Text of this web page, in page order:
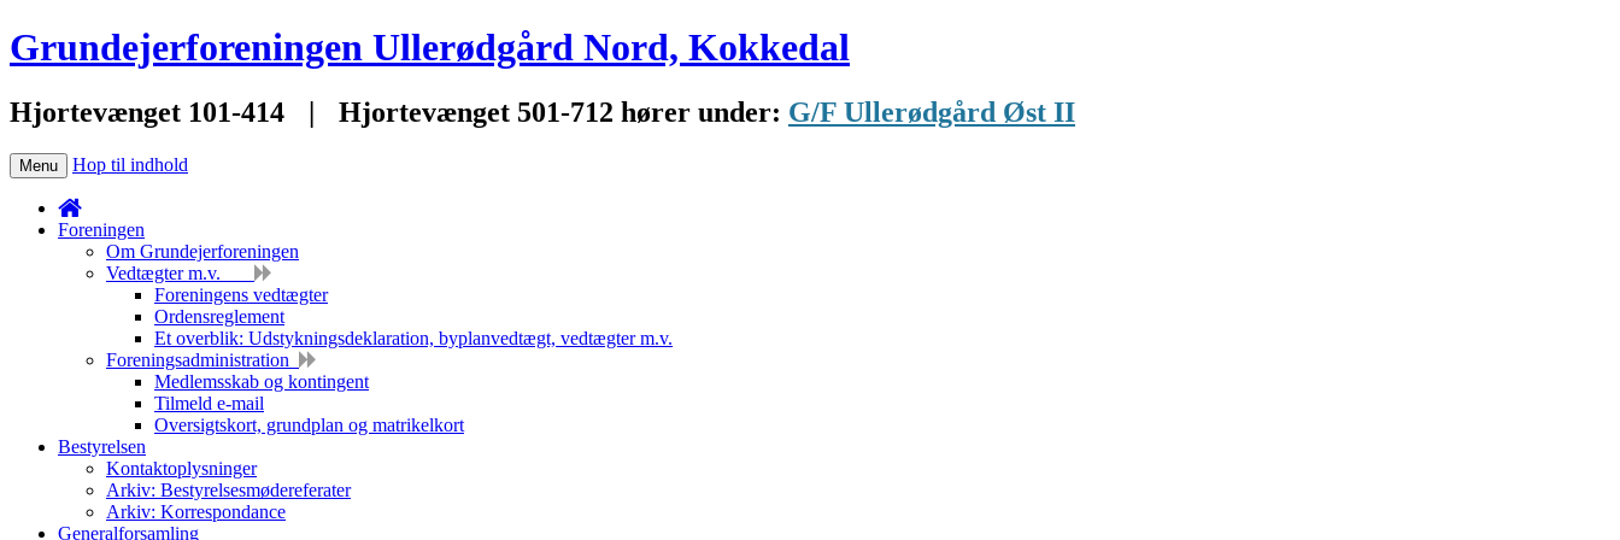
Grundejerforeningen Ullerødgård Nord, Kokkedal
Hjortevænget 101-414 | Hjortevænget 501-712 hører under: G/F Ullerødgård Øst II
Menu Hop til indhold
Foreningen
Om Grundejerforeningen
Vedtægter m.v.
Foreningens vedtægter
Ordensreglement
Et overblik: Udstykningsdeklaration, byplanvedtægt, vedtægter m.v.
Foreningsadministration
Medlemsskab og kontingent
Tilmeld e-mail
Oversigtskort, grundplan og matrikelkort
Bestyrelsen
Kontaktoplysninger
Arkiv: Bestyrelsesmødereferater
Arkiv: Korrespondance
Generalforsamling